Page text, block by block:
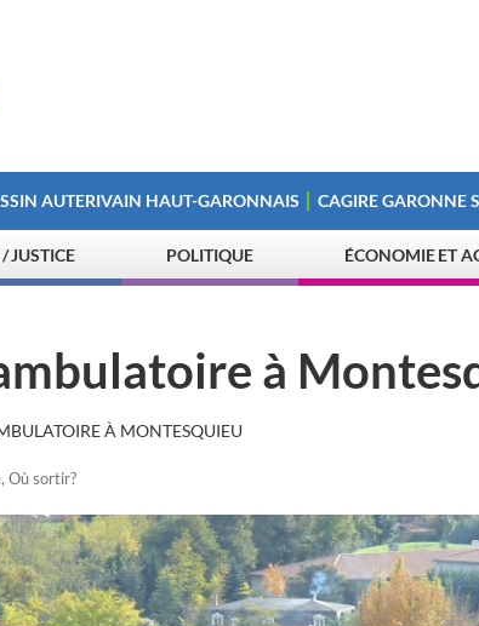
AUTERIVAIN HAUT-GARONNAIS CAGIRE GARONNE
JUSTICE POLITIQUE ÉCONOMIE ET
à
À MONTESQUIEU
, Où sortir?